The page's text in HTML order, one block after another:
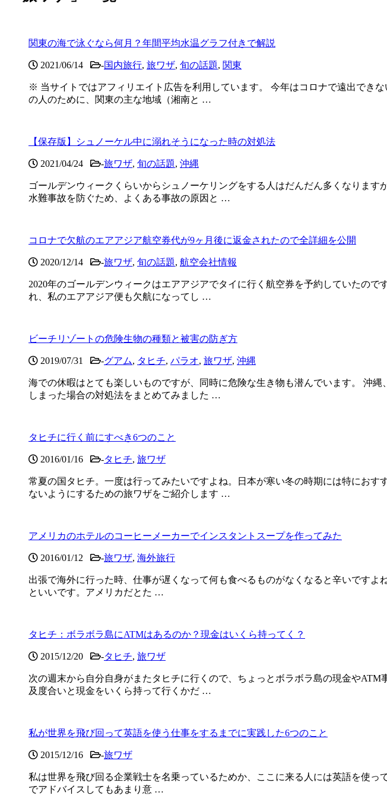
関東の海で泳ぐなら何月？年間平均水温グラフ付きで解説
2021/06/14 -国内旅行, 旅ワザ, 旬の話題, 関東
※ 当サイトではアフィリエイト広告を利用しています。 今年はコロナで遠出でき
の人のために、関東の主な地域（湘南と …
【保存版】シュノーケル中に溺れそうになった時の対処法
2021/04/24 -旅ワザ, 旬の話題, 沖縄
ゴールデンウィークくらいからシュノーケリングをする人はだんだん多くなりま
水難事故を防ぐため、よくある事故の原因と …
コロナで欠航のエアアジア航空券代が9ヶ月後に返金されたので全詳細を公開
2020/12/14 -旅ワザ, 旬の話題, 航空会社情報
2020年のゴールデンウィークはエアアジアでタイに行く航空券を予約していたの
れ、私のエアアジア便も欠航になってし …
ビーチリゾートの危険生物の種類と被害の防ぎ方
2019/07/31 -グアム, タヒチ, パラオ, 旅ワザ, 沖縄
海での休暇はとても楽しいものですが、同時に危険な生き物も潜んでいます。 沖
しまった場合の対処法をまとめてみました …
タヒチに行く前にすべき6つのこと
2016/01/16 -タヒチ, 旅ワザ
常夏の国タヒチ。一度は行ってみたいですよね。日本が寒い冬の時期には特にお
ないようにするための旅ワザをご紹介します …
アメリカのホテルのコーヒーメーカーでインスタントスープを作ってみた
2016/01/12 -旅ワザ, 海外旅行
出張で海外に行った時、仕事が遅くなって何も食べるものがなくなると辛いです
といいです。アメリカだとた …
タヒチ：ボラボラ島にATMはあるのか？現金はいくら持ってく？
2015/12/20 -タヒチ, 旅ワザ
次の週末から自分自身がまたタヒチに行くので、ちょっとボラボラ島の現金や
及度合いと現金をいくら持って行くかだ …
私が世界を飛び回って英語を使う仕事をするまでに実践した6つのこと
2015/12/16 -旅ワザ
私は世界を飛び回る企業戦士を名乗っているためか、ここに来る人には英語を使
でアドバイスしてもあまり意 …